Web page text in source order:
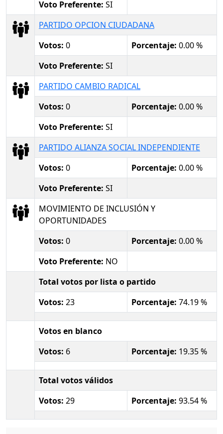
Voto Preferente: SI
PARTIDO OPCION CIUDADANA
Votos: 0 Porcentaje: 0.00 %
Voto Preferente: SI
PARTIDO CAMBIO RADICAL
Votos: 0 Porcentaje: 0.00 %
Voto Preferente: SI
PARTIDO ALIANZA SOCIAL INDEPENDIENTE
Votos: 0 Porcentaje: 0.00 %
Voto Preferente: SI
MOVIMIENTO DE INCLUSIÓN Y
OPORTUNIDADES
Votos: 0 Porcentaje: 0.00 %
Voto Preferente: NO
Total votos por lista o partido
Votos: 23 Porcentaje: 74.19 %
Votos en blanco
Votos: 6 Porcentaje: 19.35 %
Total votos válidos
Votos: 29 Porcentaje: 93.54 %